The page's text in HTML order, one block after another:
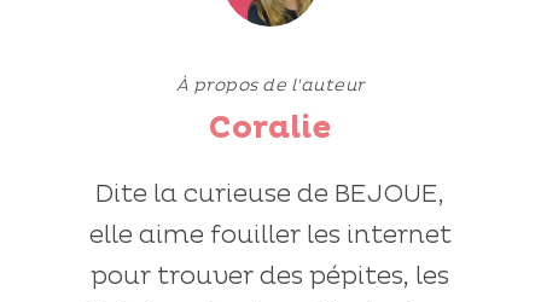
À propos de l'auteur
Coralie
Dite la curieuse de BEJOUE,
elle aime fouiller les internet
pour trouver des pépites, les